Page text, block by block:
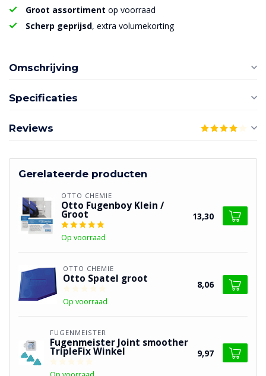
Groot assortiment op voorraad
Scherp geprijsd, extra volumekorting
Omschrijving
Specificaties
Reviews
Gerelateerde producten
OTTO CHEMIE
Otto Fugenboy Klein /
Groot
Op voorraad
13,30
OTTO CHEMIE
Otto Spatel groot
Op voorraad
8,06
FUGENMEISTER
Fugenmeister Joint smoother
TripleFix Winkel 9,97